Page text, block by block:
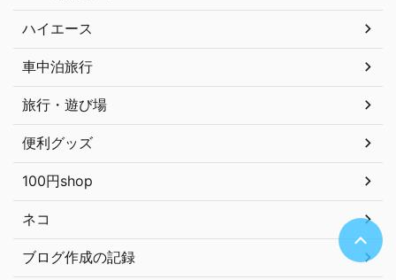
ハイエース
車中泊旅行
旅行・遊び場
便利グッズ
100円shop
ネコ
ブログ作成の記録